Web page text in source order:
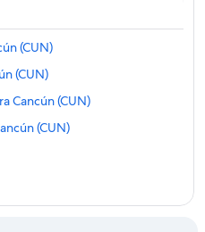
(CUN)
(CUN)
Cancún (CUN)
(CUN)